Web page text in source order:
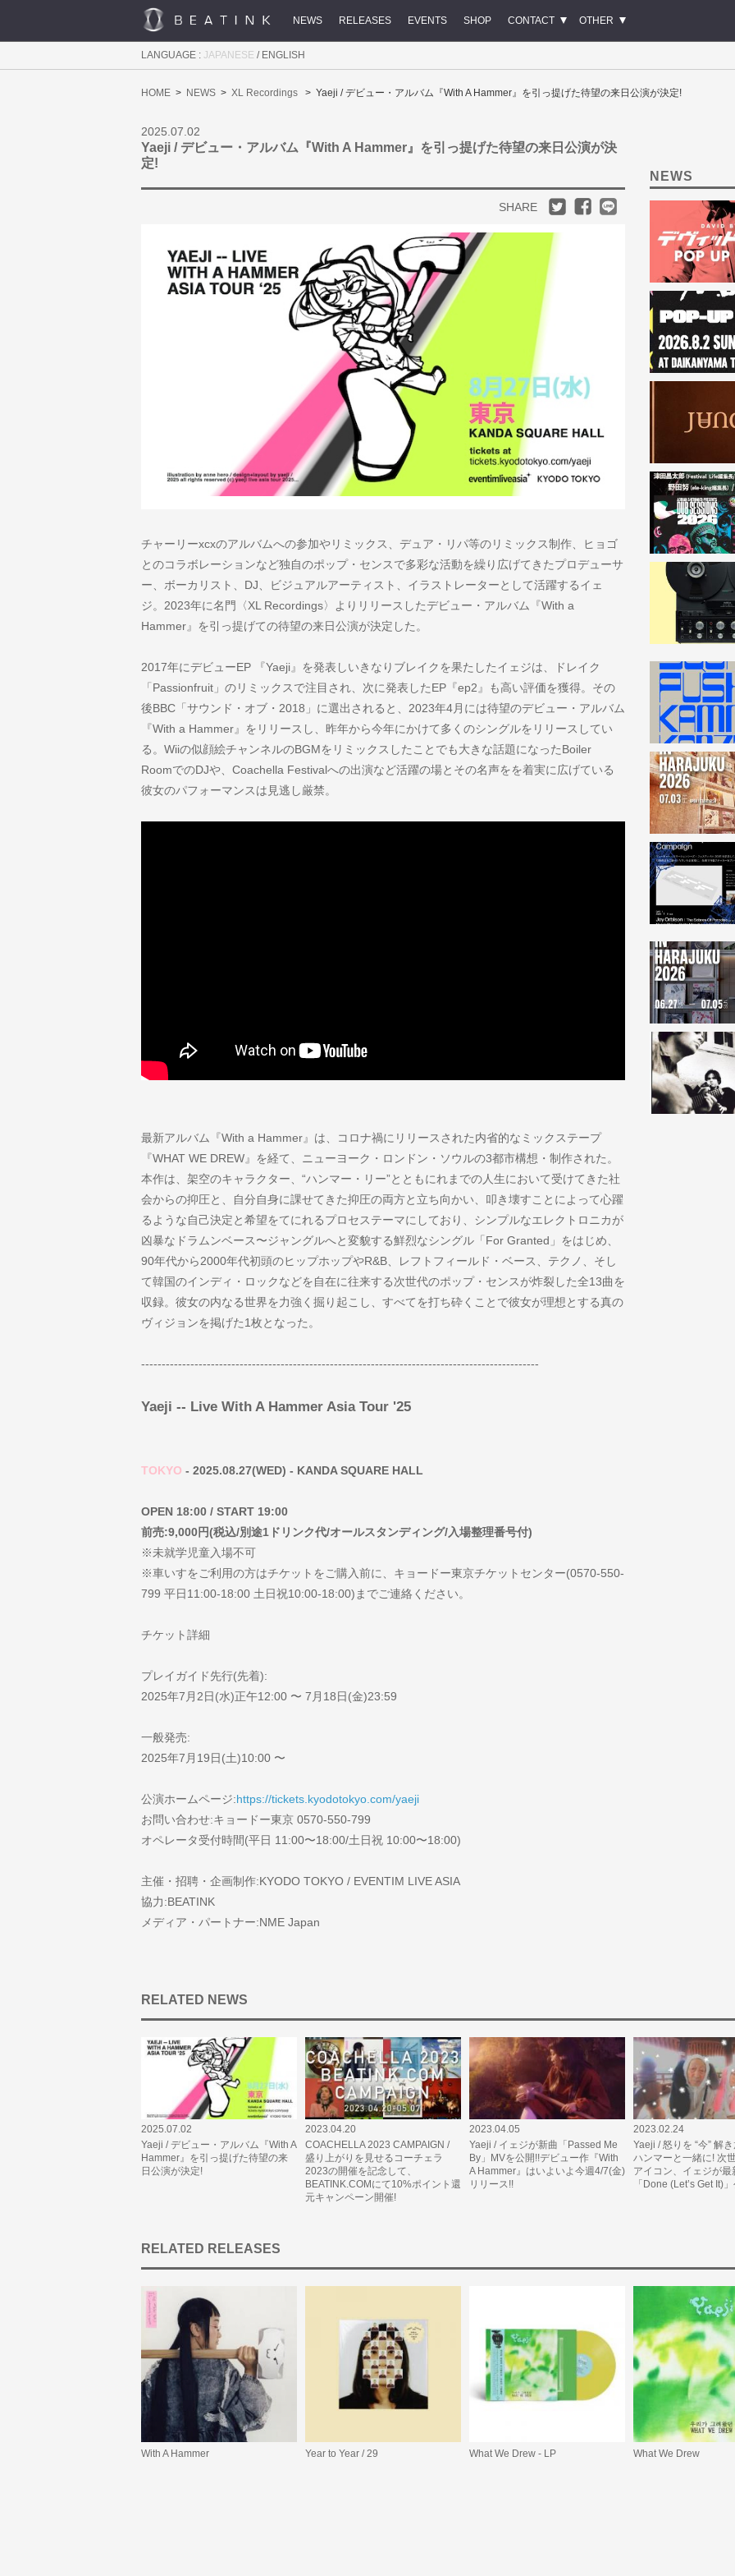
NEWS RELEASES EVENTS SHOP CONTACT OTHER
LANGUAGE : JAPANESE / ENGLISH
HOME NEWS XL Recordings Yaeji / デビュー・アルバム『With A Hammer』を引っ提げた待望の来日公演が決定!
2025.07.02
Yaeji / デビュー・アルバム『With A Hammer』を引っ提げた待望の来日公演が決
定!
SHARE
チャーリーxcxのアルバムへの参加やリミックス、デュア・リパ等のリミックス制作、ヒョゴ
とのコラボレーションなど独自のポップ・センスで多彩な活動を繰り広げてきたプロデューサ
ー、ボーカリスト、DJ、ビジュアルアーティスト、イラストレーターとして活躍するイェ
ジ。2023年に名門〈XL Recordings〉よりリリースしたデビュー・アルバム『With a
Hammer』を引っ提げての待望の来日公演が決定した。
2017年にデビューEP 『Yaeji』を発表しいきなりブレイクを果たしたイェジは、ドレイク
「Passionfruit」のリミックスで注目され、次に発表したEP『ep2』も高い評価を獲得。その
後BBC「サウンド・オブ・2018」に選出されると、2023年4月には待望のデビュー・アルバム
『With a Hammer』をリリースし、昨年から今年にかけて多くのシングルをリリースしてい
る。Wiiの似顔絵チャンネルのBGMをリミックスしたことでも大きな話題になったBoiler
RoomでのDJや、Coachella Festivalへの出演など活躍の場とその名声をを着実に広げている
彼女のパフォーマンスは見逃し厳禁。
最新アルバム『With a Hammer』は、コロナ禍にリリースされた内省的なミックステープ
『WHAT WE DREW』を経て、ニューヨーク・ロンドン・ソウルの3都市構想・制作された。
本作は、架空のキャラクター、“ハンマー・リー”とともにれまでの人生において受けてきた社
会からの抑圧と、自分自身に課せてきた抑圧の両方と立ち向かい、叩き壊すことによって心躍
るような自己決定と希望をてにれるプロセステーマにしており、シンプルなエレクトロニカが
凶暴なドラムンベース〜ジャングルへと変貌する鮮烈なシングル「For Granted」をはじめ、
90年代から2000年代初頭のヒップホップやR&B、レフトフィールド・ベース、テクノ、そし
て韓国のインディ・ロックなどを自在に往来する次世代のポップ・センスが炸裂した全13曲を
収録。彼女の内なる世界を力強く掘り起こし、すべてを打ち砕くことで彼女が理想とする真の
ヴィジョンを掲げた1枚となった。
-------------------------------------------------------------------------------------------------
Yaeji -- Live With A Hammer Asia Tour '25
TOKYO - 2025.08.27(WED) - KANDA SQUARE HALL
OPEN 18:00 / START 19:00
前売:9,000円(税込/別途1ドリンク代/オールスタンディング/入場整理番号付)
※未就学児童入場不可
※車いすをご利用の方はチケットをご購入前に、キョードー東京チケットセンター(0570-550-
799 平日11:00-18:00 土日祝10:00-18:00)までご連絡ください。
チケット詳細
プレイガイド先行(先着):
2025年7月2日(水)正午12:00 〜 7月18日(金)23:59
一般発売:
2025年7月19日(土)10:00 〜
公演ホームページ:https://tickets.kyodotokyo.com/yaeji
お問い合わせ:キョードー東京 0570-550-799
オペレータ受付時間(平日 11:00〜18:00/土日祝 10:00〜18:00)
主催・招聘・企画制作:KYODO TOKYO / EVENTIM LIVE ASIA
協力:BEATINK
メディア・パートナー:NME Japan
NEWS
RELATED NEWS
2025.07.02
Yaeji / デビュー・アルバム『With A
Hammer』を引っ提げた待望の来
日公演が決定!
2023.04.20
COACHELLA 2023 CAMPAIGN /
盛り上がりを見せるコーチェラ
2023の開催を記念して、
BEATINK.COMにて10%ポイント還
元キャンペーン開催!
2023.04.05
Yaeji / イェジが新曲「Passed Me
By」MVを公開!!デビュー作『With
A Hammer』はいよいよ今週4/7(金)
リリース!!
2023.02.24
Yaeji / 怒りを “今” 解
ハンマーと一緒に! 次
アイコン、イェジが最
「Done (Let’s Get It)
RELATED RELEASES
With A Hammer Year to Year / 29 What We Drew - LP What We Drew